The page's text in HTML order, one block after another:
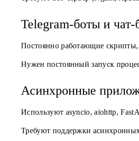
Telegram-боты и чат-
Постоянно работающие
Нужен постоянный запуск
Асинхронные
Используют asyncio, aiohttp,
Требуют поддержки